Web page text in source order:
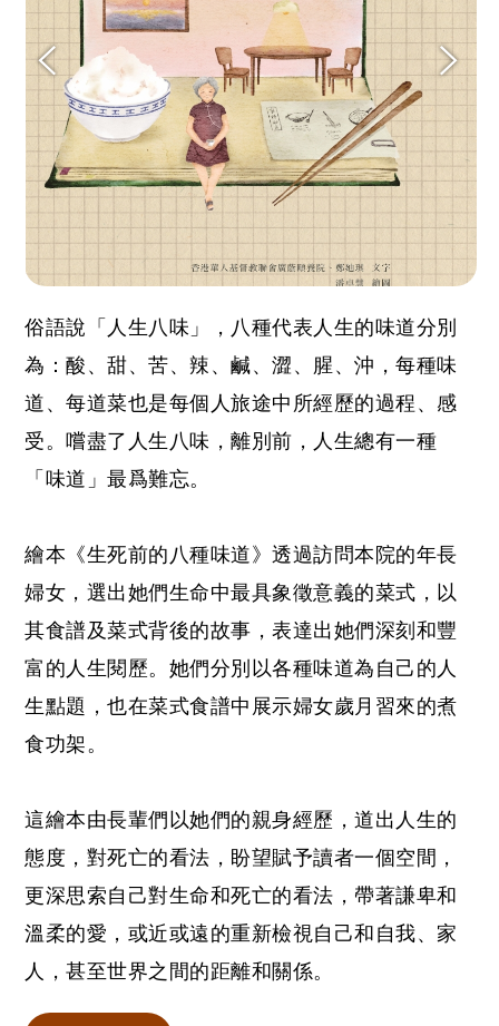
俗語說「人生八味」，八種代表人生的味道分別
為：酸、甜、苦、辣、鹹、澀、腥、沖，每種味
道、每道菜也是每個人旅途中所經歷的過程、感
受。嚐盡了人生八味，離別前，人生總有一種
「味道」最爲難忘。
繪本《生死前的八種味道》透過訪問本院的年長
婦女，選出她們生命中最具象徵意義的菜式，以
其食譜及菜式背後的故事，表達出她們深刻和豐
富的人生閱歷。她們分別以各種味道為自己的人
生點題，也在菜式食譜中展示婦女歲月習來的煮
食功架。
這繪本由長輩們以她們的親身經歷，道出人生的
態度，對死亡的看法，盼望賦予讀者一個空間，
更深思索自己對生命和死亡的看法，帶著謙卑和
溫柔的愛，或近或遠的重新檢視自己和自我、家
人，甚至世界之間的距離和關係。